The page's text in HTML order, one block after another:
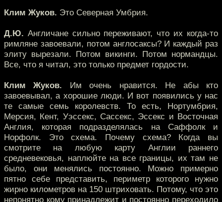
Клим Жуков. Это Северная Умбрия.
Д.Ю. Англичане сильно переживают, что их когда-то
римляне завоевали, потом англосаксы? И каждый раз
элиту вырезали. Потом викинги. Потом нормандцы.
Все, что я читал, это только предмет гордости.
Клим Жуков. Им очень нравится. Не абы кто
завоевывал, а хорошие люди. И вот появились у нас
те самые семь королевств. То есть, Нортумбрия,
Мерсия, Кент, Уэссекс, Сассекс, Эссекс и Восточная
Англия, которая подразделялась на Саффолк и
Норфолк. Это схема. Почему схема? Когда вы
смотрите на любую карту Англии раннего
средневековья, наплюйте на все границы, их там не
было, они менялись постоянно. Можно примерно
пятно себе представить, периметр которого нужно
жирно километров на 150 штриховать. Потому, что это
непонятно кому принадлежит и постоянно переходило